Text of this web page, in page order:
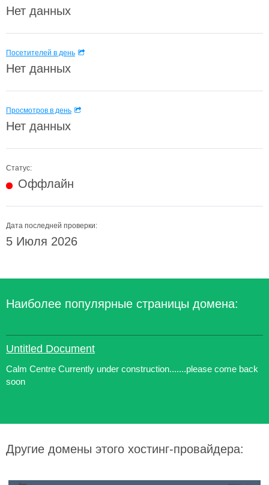
Нет данных
Посетителей в день
Нет данных
Просмотров в день
Нет данных
Статус:
Оффлайн
Дата последней проверки:
5 Июля 2026
Наиболее популярные страницы домена:
Untitled Document
Calm Centre Currently under construction.......please come back
soon
Другие домены этого хостинг-провайдера: